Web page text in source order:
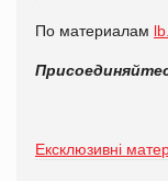
По материалам
Ексклюзивні